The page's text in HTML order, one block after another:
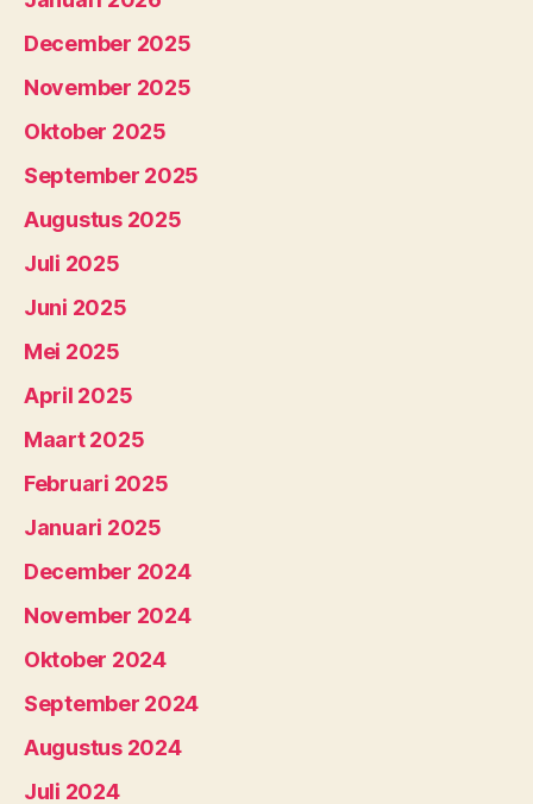
December 2025
November 2025
Oktober 2025
September 2025
Augustus 2025
Juli 2025
Juni 2025
Mei 2025
April 2025
Maart 2025
Februari 2025
Januari 2025
December 2024
November 2024
Oktober 2024
September 2024
Augustus 2024
Juli 2024